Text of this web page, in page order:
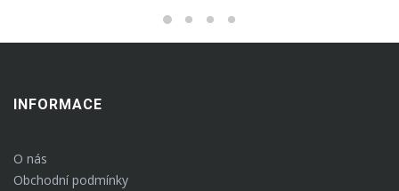
INFORMACE
O nás
Obchodní podmínky